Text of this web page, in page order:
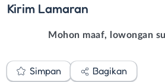
Kirim Lamaran
Mohon maaf, lowongan
Simpan Bagikan